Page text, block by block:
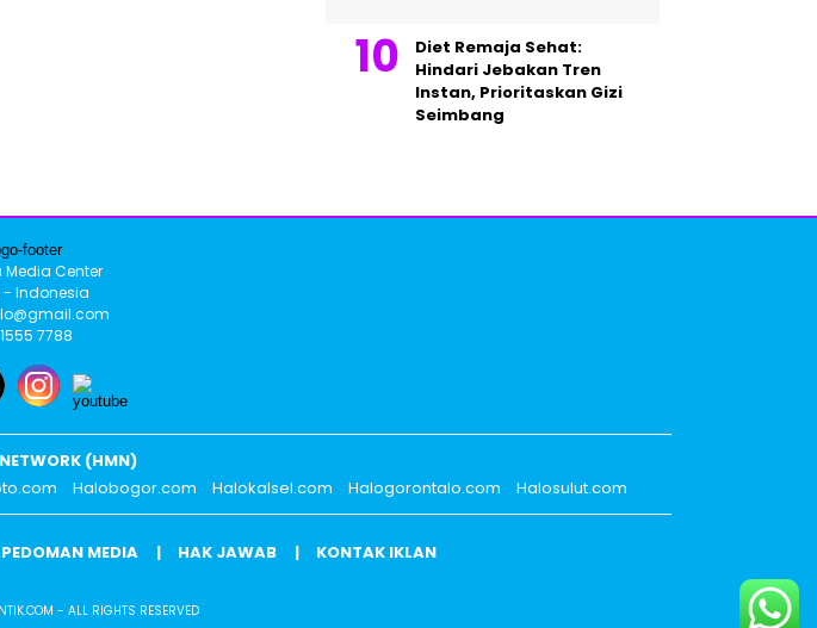
Diet Remaja Sehat:
Hindari Jebakan Tren
Instan, Prioritaskan Gizi
Seimbang
Center
Indonesia
7788
(HMN)
Halobogor.com Halokalsel.com Halogorontalo.com Halosulut.com
PEDOMAN MEDIA HAK JAWAB KONTAK IKLAN
- ALL RIGHTS RESERVED